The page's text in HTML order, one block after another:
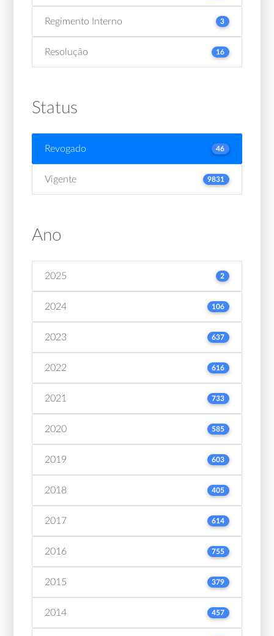
Regimento Interno 3
Resolução 16
Status
Revogado 46
Vigente 9831
Ano
2025 2
2024 106
2023 637
2022 616
2021 733
2020 585
2019 603
2018 405
2017 614
2016 755
2015 379
2014 457